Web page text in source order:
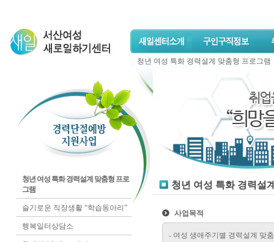
청년 여성 특화 경력설계 맞춤형 프로그램
청년 여성 특화 경력설계 맞춤형 프로
그램
슬기로운 직장생활 “학습동아리”
행복일터상담소
청년 여성 특화 경력설
사업목적
- 여성 생애주기별 경력설계 맞